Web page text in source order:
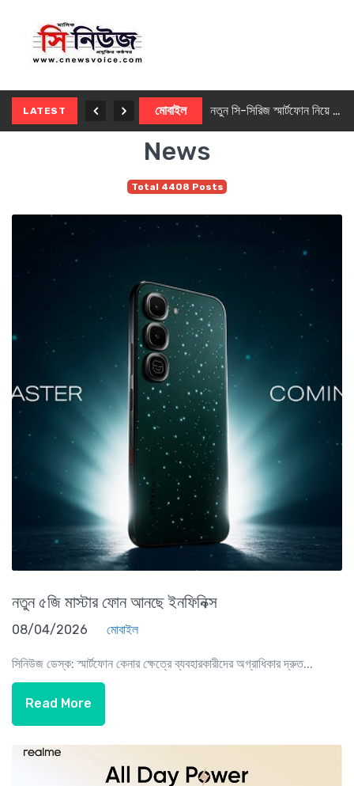
LATEST মোবাইল নতুন সি-সিরিজ স্মার্টফোন নিয়ে আসছে রিয়েলমি
News
Total 4408 Posts
নতুন ৫জি মাস্টার ফোন আনছে ইনফিনিক্স
08/04/2026 মোবাইল
সিনিউজ ডেস্ক: স্মার্টফোন কেনার ক্ষেত্রে ব্যবহারকারীদের অগ্রাধিকার দ্রুত...
Read More